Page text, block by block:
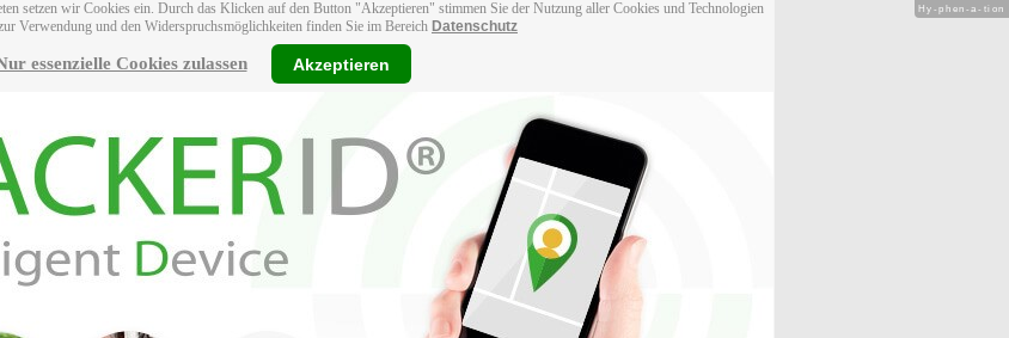
setzen wir Cookies ein. Durch das Klicken auf den Button "Akzeptieren" stimmen Sie der Nutzung aller Cookies und Technologien
Verwendung und den Widerspruchsmöglichkeiten finden Sie im Bereich Datenschutz
essenzielle Cookies zulassen Akzeptieren
Hy-phen-a-tion